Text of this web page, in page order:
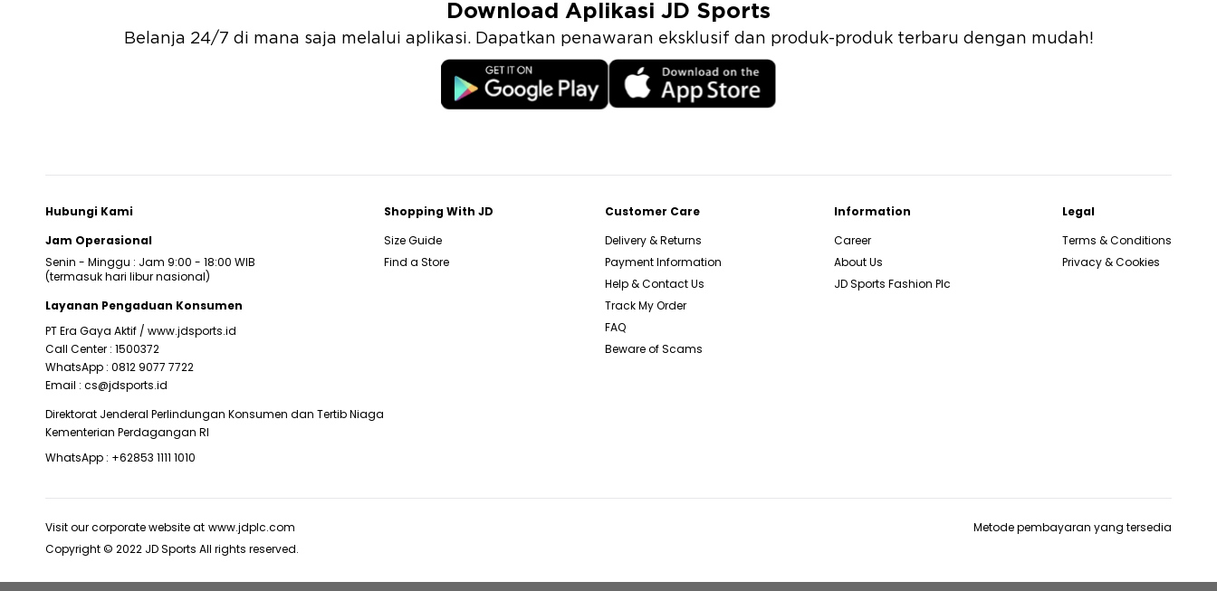
Download Aplikasi JD Sports
Belanja 24/7 di mana saja melalui aplikasi. Dapatkan penawaran eksklusif dan produk-produk terbaru dengan mudah!
Hubungi Kami
Jam Operasional
Senin - Minggu : Jam 9:00 - 18:00 WIB
(termasuk hari libur nasional)
Layanan Pengaduan Konsumen
PT Era Gaya Aktif / www.jdsports.id
Call Center : 1500372
WhatsApp : 0812 9077 7722
Email : cs@jdsports.id
Direktorat Jenderal Perlindungan Konsumen dan Tertib Niaga
Kementerian Perdagangan RI
WhatsApp : +62853 1111 1010
Shopping With JD
Size Guide
Find a Store
Customer Care
Delivery & Returns
Payment Information
Help & Contact Us
Track My Order
FAQ
Beware of Scams
Information
Career
About Us
JD Sports Fashion Plc
Legal
Terms & Conditions
Privacy & Cookies
Visit our corporate website at www.jdplc.com
Copyright © 2022 JD Sports All rights reserved.
Metode pembayaran yang tersedia